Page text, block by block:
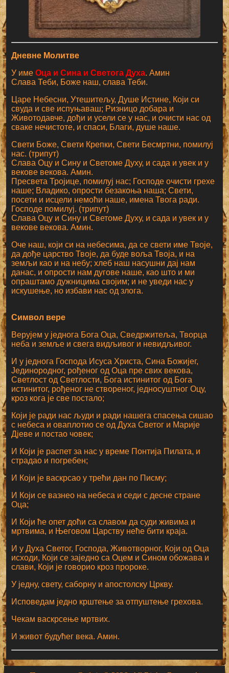
Дневне Молитве
У имеОца и Сина и Светога Духа. Амин
Слава Теби, Боже наш, слава Теби.
Царе Небесни, Утешитељу, Душе Истине, Који си
свуда и све испуњаваш; Ризницо добара и
Животодавче, дођи и усели се у нас, и очисти нас од
сваке нечистоте, и спаси, Благи, душе наше.
Свети Боже, Свети Крепки, Свети Бесмртни, помилуј
нас. (трипут)
Слава Оцу и Сину и Светоме Духу, и сада и увек и у
векове векова. Амин.
Пресвета Тројице, помилуј нас; Господе очисти грехе
наше; Владико, опрости безакоња наша; Свети,
посети и исцели немоћи наше, имена Твога ради.
Господе помилуј. (трипут)
Слава Оцу и Сину и Светоме Духу, и сада и увек и у
векове векова. Амин.
Оче наш, који си на небесима, да се свети име Твоје,
да дође царство Твоје, да буде воља Твоја, и на
земљи као и на небу; хлеб наш насушни дај нам
данас, и опрости нам дугове наше, као што и ми
опраштамо дужницима својим; и не уведи нас у
искушење, но избави нас од злога.
Символ вере
Верујем у једнога Бога Оца, Сведржитеља, Творца
неба и земље и свега видљивог и невидљивог.
И у једнога Господа Исуса Христа, Сина Божијег,
Јединородног, рођеног од Оца пре свих векова,
Светлост од Светлости, Бога истинитог од Бога
истинитог, рођеног не створеног, једносуштног Оцу,
кроз кога је све постало;
Који је ради нас људи и ради нашега спасења сишао
с небеса и оваплотио се од Духа Светог и Марије
Дјеве и постао човек;
И Који је распет за нас у време Понтија Пилата, и
страдао и погребен;
И Који је васкрсао у трећи дан по Писму;
И Који се вазнео на небеса и седи с десне стране
Оца;
И Који ће опет доћи са славом да суди живима и
мртвима, и Његовом Царству неће бити краја.
И у Духа Светог, Господа, Животворног, Који од Оца
исходи, Који се заједно са Оцем и Сином обожава и
слави, Који је говорио кроз пророке.
У једну, свету, саборну и апостолску Цркву.
Исповедам једно крштење за отпуштење грехова.
Чекам васкрсење мртвих.
И живот будућег века. Амин.